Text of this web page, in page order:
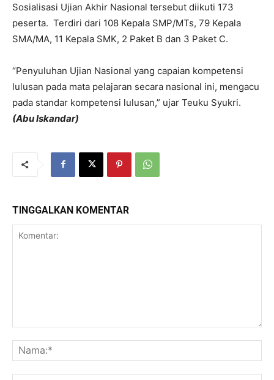
Sosialisasi Ujian Akhir Nasional tersebut diikuti 173
peserta. Terdiri dari 108 Kepala SMP/MTs, 79 Kepala
SMA/MA, 11 Kepala SMK, 2 Paket B dan 3 Paket C.
“Penyuluhan Ujian Nasional yang capaian kompetensi
lulusan pada mata pelajaran secara nasional ini, mengacu
pada standar kompetensi lulusan,” ujar Teuku Syukri.
(Abu Iskandar)
TINGGALKAN KOMENTAR